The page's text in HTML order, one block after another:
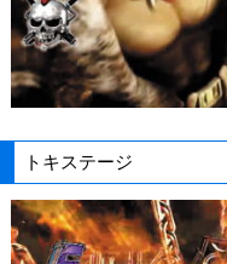
トキステージ